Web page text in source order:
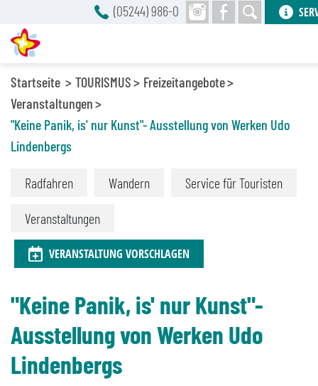
Startseite TOURISMUS
Freizeitangebote
Veranstaltungen
"Keine Panik, is' nur Kunst"- Ausstellung von Werken Udo
Lindenbergs
Radfahren Wandern Service für Touristen
Veranstaltungen
VERANSTALTUNG VORSCHLAGEN
"Keine Panik, is' nur Kunst"-
Ausstellung von Werken Udo
Lindenbergs
(05244) 986-0